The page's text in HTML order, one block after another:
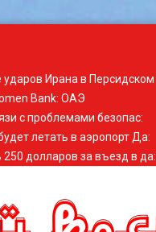
Ирана в Персидском
Bank: ОАЭ
с проблемами безопас:
летать в аэропорт Да:
долларов за въезд в да: